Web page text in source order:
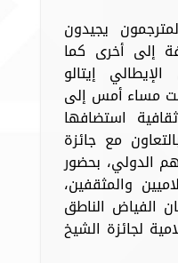
يجيدون
إلى أخرى كما
إيتالو
مساء أمس إلى
استضافها
مع جائزة
الدولي، بحضور
والمثقفين،
الفياض الناطق
لجائزة الشيخ